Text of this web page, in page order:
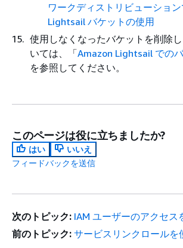
ワークディストリビューショ
Lightsail バケットの使用
使用しなくなったバケットを削除
いては、「Amazon Lightsail での
を参照してください。
このページは役に立ちましたか?
はい
いいえ
フィードバックを送信
次のトピック: IAM ユーザーのアクセス
前のトピック: サービスリンクロールを